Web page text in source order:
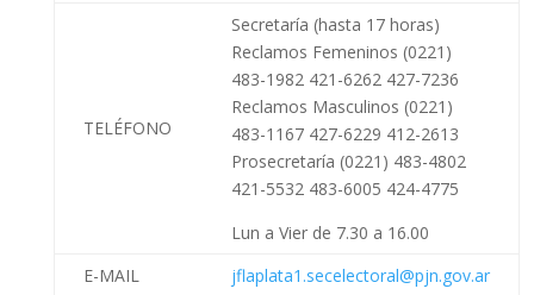
TELÉFONO
Secretaría (hasta 17 horas)
Reclamos Femeninos (0221)
483-1982 421-6262 427-7236
Reclamos Masculinos (0221)
483-1167 427-6229 412-2613
Prosecretaría (0221) 483-4802
421-5532 483-6005 424-4775
Lun a Vier de 7.30 a 16.00
E-MAIL
jflaplata1.secelectoral@pjn.gov.ar